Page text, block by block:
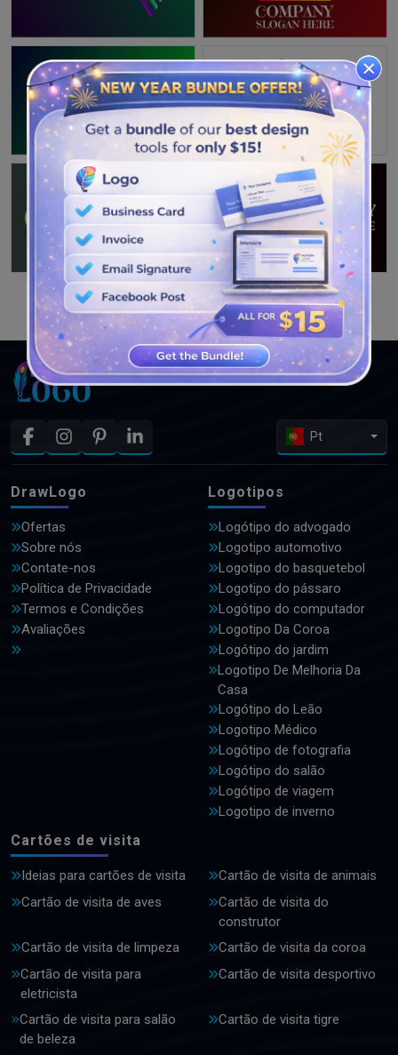
VEJA MAIS PROJETOS
Pt
DrawLogo
Ofertas
Sobre nós
Contate-nos
Política de Privacidade
Termos e Condições
Avaliações
Logotipos
Logótipo do advogado
Logotipo automotivo
Logotipo do basquetebol
Logotipo do pássaro
Logótipo do computador
Logotipo Da Coroa
Logótipo do jardim
Logotipo De Melhoria Da
Casa
Logótipo do Leão
Logotipo Médico
Logótipo de fotografia
Logótipo do salão
Logótipo de viagem
Logotipo de inverno
Cartões de visita
Ideias para cartões de visita
Cartão de visita de animais
Cartão de visita de aves
Cartão de visita do
construtor
Cartão de visita de limpeza
Cartão de visita da coroa
Cartão de visita para
eletricista
Cartão de visita desportivo
Cartão de visita para salão
de beleza
Cartão de visita tigre